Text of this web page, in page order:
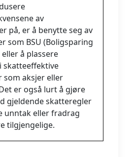
av
på, er å benytte seg av
som BSU (Boligsparing
å plassere
skatteeffektive
som aksjer eller
er også lurt å gjøre
gjeldende skatteregler
unntak eller fradrag
tilgjengelige.